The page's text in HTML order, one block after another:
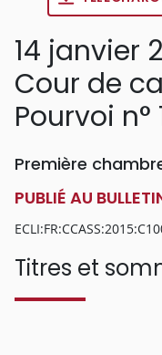
14 janvier
Cour de
Pourvoi
Première
PUBLIÉ AU
Titres et